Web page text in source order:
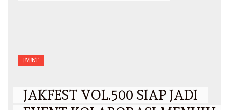
EVENT
JAKFEST VOL.500 SIAP JADI